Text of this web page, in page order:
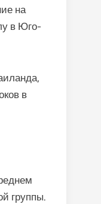
на
в Юго-
в
группы.